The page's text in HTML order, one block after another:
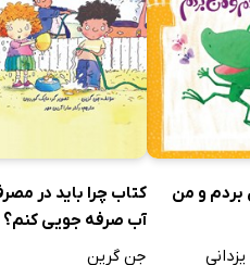
و من
کتاب چرا باید در
آب صرفه جویی کنم؟
جن گرین